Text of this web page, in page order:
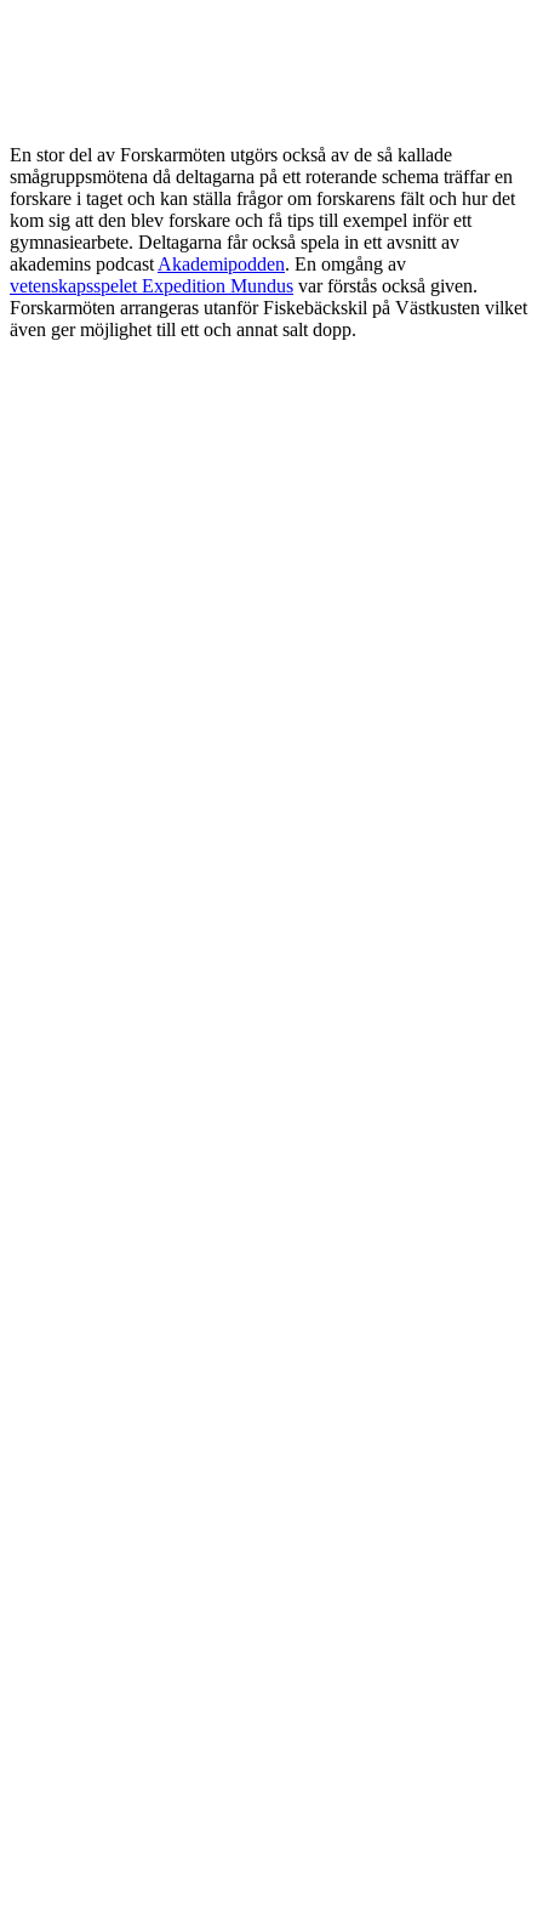
En stor del av Forskarmöten utgörs också av de så kallade
smågruppsmötena då deltagarna på ett roterande schema träffar en
forskare i taget och kan ställa frågor om forskarens fält och hur det
kom sig att den blev forskare och få tips till exempel inför ett
gymnasiearbete. Deltagarna får också spela in ett avsnitt av
akademins podcast Akademipodden. En omgång av
vetenskapsspelet Expedition Mundus var förstås också given.
Forskarmöten arrangeras utanför Fiskebäckskil på Västkusten vilket
även ger möjlighet till ett och annat salt dopp.